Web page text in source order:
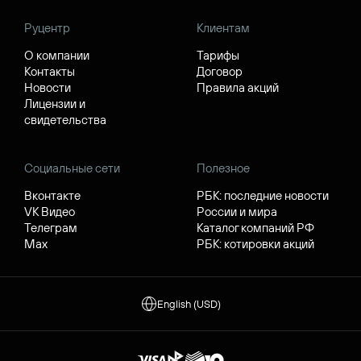
Руцентр
О компании
Контакты
Новости
Лицензии и
свидетельства
Клиентам
Тарифы
Договор
Правила акций
Социальные сети
Вконтакте
VK Видео
Телеграм
Max
Полезное
РБК: последние новости
России и мира
Каталог компаний РФ
РБК: котировки акций
English (USD)